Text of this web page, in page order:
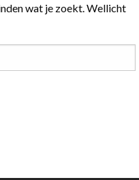
wat je zoekt. Wellicht